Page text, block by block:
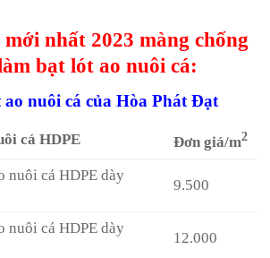
nhất 2023 màng chống
bạt lót ao nuôi cá:
nuôi cá của Hòa Phát Đạt
cá HDPE Đơn giá/m2
nuôi cá HDPE dày
9.500
nuôi cá HDPE dày
12.000